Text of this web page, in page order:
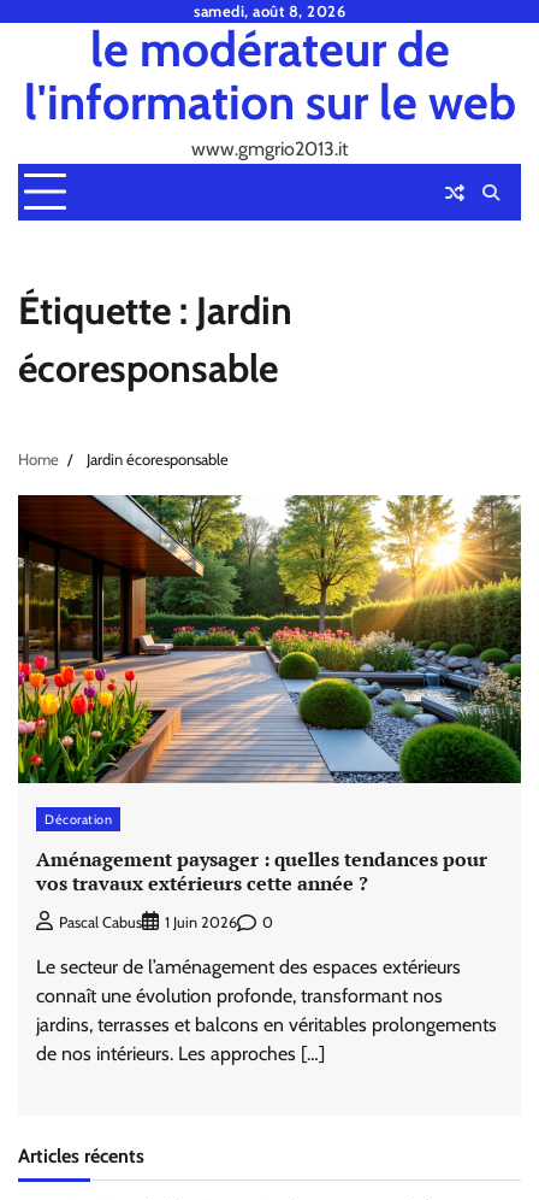
samedi, août 8, 2026
le modérateur de
l'information sur le web
www.gmgrio2013.it
Étiquette : Jardin
écoresponsable
Home Jardin écoresponsable
Décoration
Aménagement paysager : quelles tendances pour
vos travaux extérieurs cette année ?
Pascal Cabus 1 Juin 2026 0
Le secteur de l’aménagement des espaces extérieurs
connaît une évolution profonde, transformant nos
jardins, terrasses et balcons en véritables prolongements
de nos intérieurs. Les approches […]
Articles récents